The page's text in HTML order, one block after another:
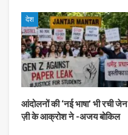
देश
आंदोलनों की ‘नई भाषा’ भी रची जेन
ज़ी के आक्रोश ने -अजय बोकिल